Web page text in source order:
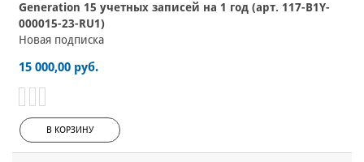
Generation 15 учетных записей на 1 год (арт. 117-B1Y-
000015-23-RU1)
Новая подписка
15 000,00 руб.
В КОРЗИНУ